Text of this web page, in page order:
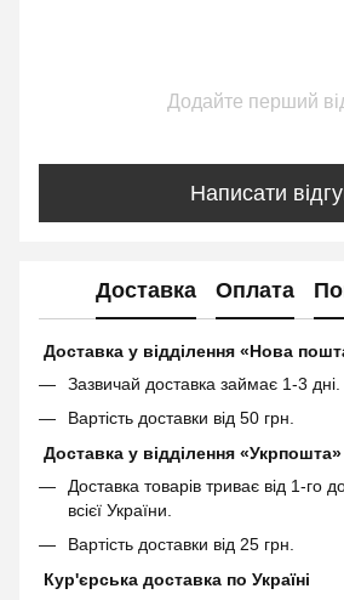
Додайте перший
Написати
Доставка Оплата
Доставка у відділення «Нова
Зазвичай доставка займає 1-3 дні.
Вартість доставки від 50 грн.
Доставка у відділення «Укрпошта»
Доставка товарів триває від 1-го
всієї України.
Вартість доставки від 25 грн.
Кур'єрська доставка по Україні